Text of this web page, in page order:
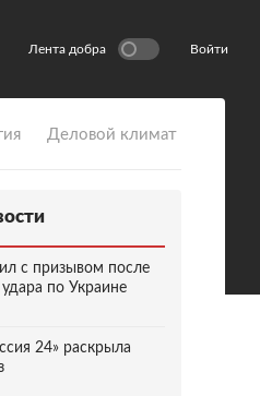
Лента добра Войти
Деловой климат
с призывом после
по Украине
24» раскрыла